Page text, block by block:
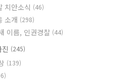
치안소식 (46)
소개 (298)
이름, 인권경찰 (44)
(245)
(139)